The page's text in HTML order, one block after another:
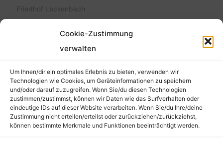
Cookie-Zustimmung
verwalten
Um Ihnen/dir ein optimales Erlebnis zu bieten, verwenden wir
Technologien wie Cookies, um Geräteinformationen zu speichern
und/oder darauf zuzugreifen. Wenn Sie/du diesen Technologien
zustimmen/zustimmst, können wir Daten wie das Surfverhalten oder
eindeutige IDs auf dieser Website verarbeiten. Wenn Sie/du Ihre/deine
Zustimmung nicht erteilen/erteilst oder zurückziehen/zurückziehst,
können bestimmte Merkmale und Funktionen beeinträchtigt werden.
Friedhof Lackenbach
WEITERLESEN"Leitner
22.
März
1864"